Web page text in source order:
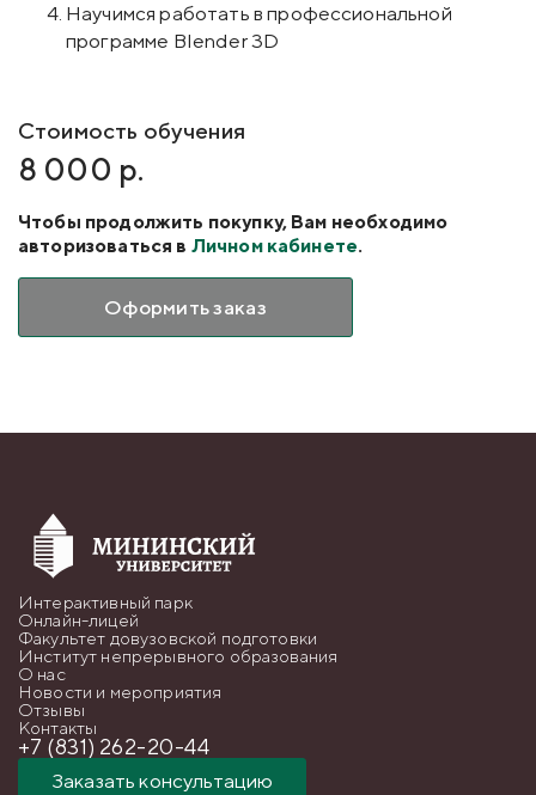
Научимся работать в профессиональной
программе Blender 3D
Стоимость обучения
8 000 р.
Чтобы продолжить покупку, Вам необходимо
авторизоваться в Личном кабинете.
Оформить заказ
Интерактивный парк
Онлайн-лицей
Факультет довузовской подготовки
Институт непрерывного образования
О нас
Новости и мероприятия
Отзывы
Контакты
+7 (831) 262-20-44
Заказать консультацию